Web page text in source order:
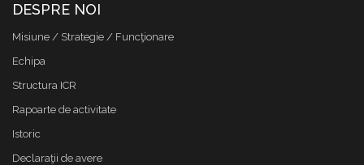
DESPRE NOI
Misiune / Strategie / Funcţionare
Echipa
Structura ICR
Rapoarte de activitate
Istoric
Declaraţii de avere